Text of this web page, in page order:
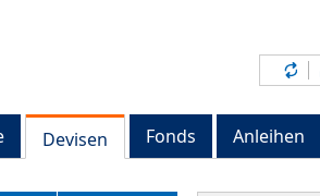
Devisen Fonds Anleihen